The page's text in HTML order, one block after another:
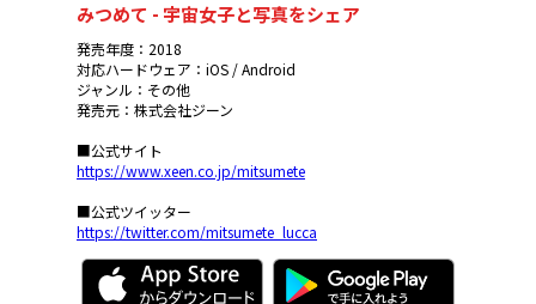
みつめて - 宇宙女子と写真をシェア
発売年度：2018
対応ハードウェア：iOS / Android
ジャンル：その他
発売元：株式会社ジーン
■公式サイト
https://www.xeen.co.jp/mitsumete
■公式ツイッター
https://twitter.com/mitsumete_lucca